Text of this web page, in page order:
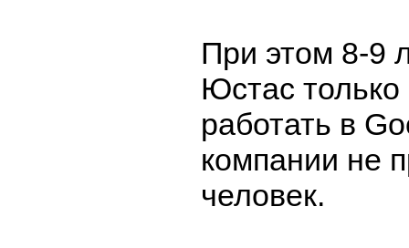
При этом 8-9
Юстас
работать в
компании не
человек.